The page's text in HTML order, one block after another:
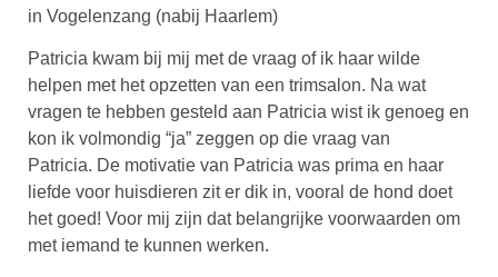
in Vogelenzang (nabij Haarlem)
Patricia kwam bij mij met de vraag of ik haar wilde
helpen met het opzetten van een trimsalon. Na wat
vragen te hebben gesteld aan Patricia wist ik genoeg en
kon ik volmondig “ja” zeggen op die vraag van
Patricia. De motivatie van Patricia was prima en haar
liefde voor huisdieren zit er dik in, vooral de hond doet
het goed! Voor mij zijn dat belangrijke voorwaarden om
met iemand te kunnen werken.